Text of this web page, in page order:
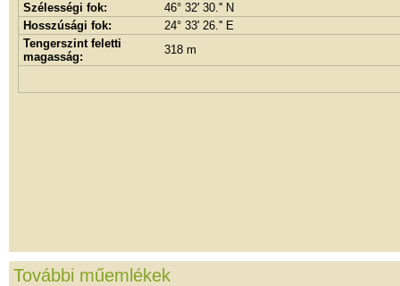
Szélességi fok:
46° 32' 30.'' N
Hosszúsági fok:
24° 33' 26.'' E
Tengerszint feletti
magasság:
318 m
További műemlékek